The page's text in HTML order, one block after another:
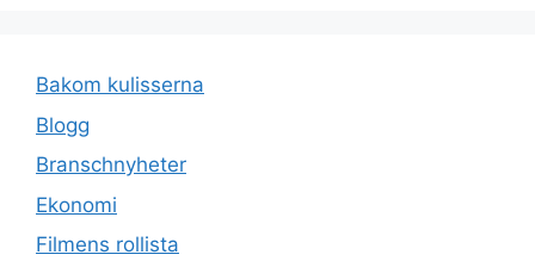
Bakom kulisserna
Blogg
Branschnyheter
Ekonomi
Filmens rollista